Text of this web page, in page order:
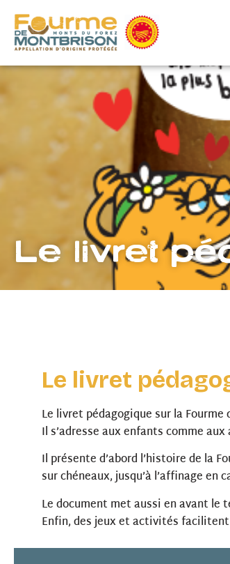
Le livret
Le livret
Le livret pédagogique sur la
Il s’adresse aux enfants comme
Il présente d’abord l’histoire de la
sur chéneaux, jusqu’à l’affinage en
Le document met aussi en avant le
Enfin, des jeux et activités